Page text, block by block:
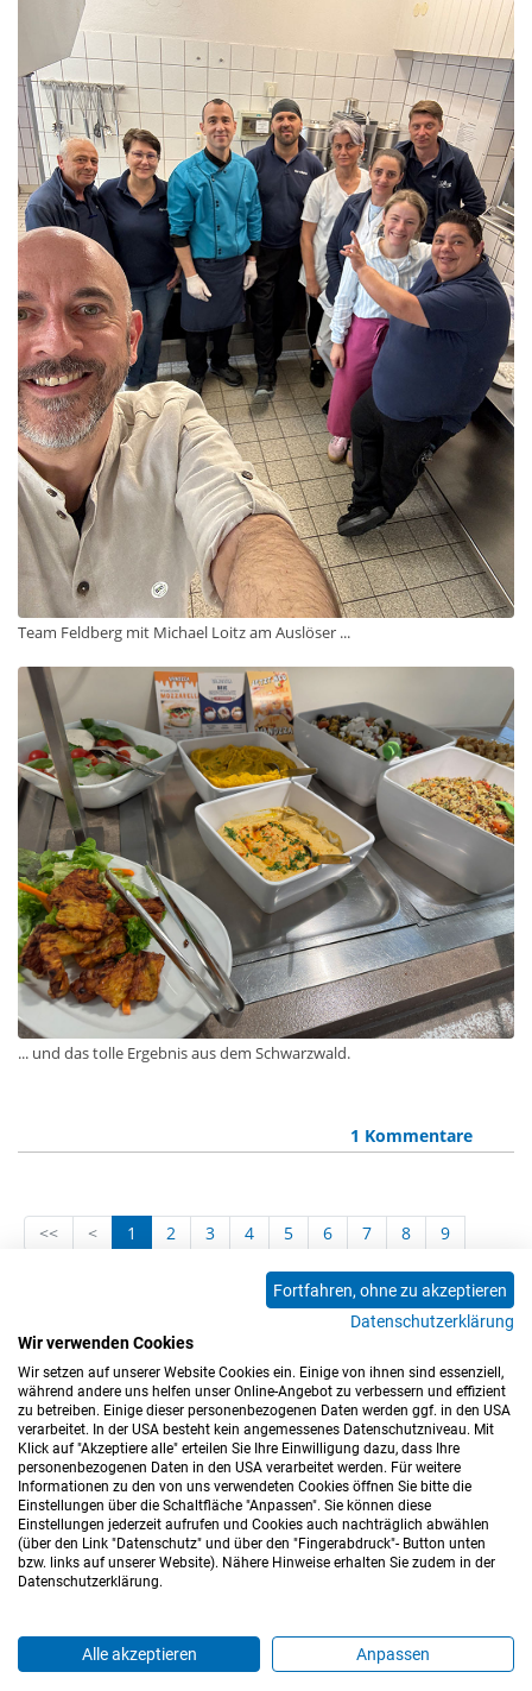
Team Feldberg mit Michael Loitz am Auslöser ...
... und das tolle Ergebnis aus dem Schwarzwald.
1 Kommentare
<< < 1 2 3 4 5 6 7 8
9
15 16 17
18
24 25 26
27
28
29 30 31
37
> >>
Impressum Datenschutz Barrierefreiheitserklärung
Hinweisgeberkanal Blog Mitarbeiter*innen
Fortfahren, ohne zu akzeptieren
Datenschutzerklärung
Wir verwenden Cookies
Wir setzen auf unserer Website Cookies ein. Einige von ihnen sind essenziell,
während andere uns helfen unser Online-Angebot zu verbessern und effizient
zu betreiben. Einige dieser personenbezogenen Daten werden ggf. in den USA
verarbeitet. In der USA besteht kein angemessenes Datenschutzniveau. Mit
Klick auf "Akzeptiere alle" erteilen Sie Ihre Einwilligung dazu, dass Ihre
personenbezogenen Daten in den USA verarbeitet werden. Für weitere
Informationen zu den von uns verwendeten Cookies öffnen Sie bitte die
Einstellungen über die Schaltfläche "Anpassen". Sie können diese
Einstellungen jederzeit aufrufen und Cookies auch nachträglich abwählen
(über den Link "Datenschutz" und über den "Fingerabdruck"- Button unten
bzw. links auf unserer Website). Nähere Hinweise erhalten Sie zudem in der
Datenschutzerklärung.
Alle akzeptieren Anpassen